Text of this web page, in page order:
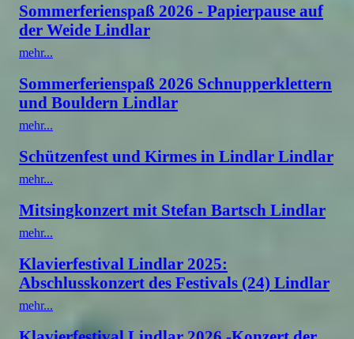
Sommerferienspaß 2026 - Papierpause auf
der Weide Lindlar
mehr...
Sommerferienspaß 2026 Schnupperklettern
und Bouldern Lindlar
mehr...
Schützenfest und Kirmes in Lindlar Lindlar
mehr...
Mitsingkonzert mit Stefan Bartsch Lindlar
mehr...
Klavierfestival Lindlar 2025:
Abschlusskonzert des Festivals (24) Lindlar
mehr...